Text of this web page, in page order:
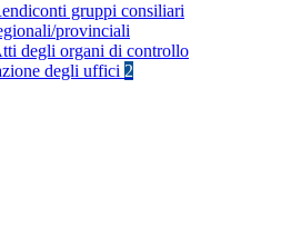
gruppi consiliari
provinciali
degli organi di controllo
degli uffici 2